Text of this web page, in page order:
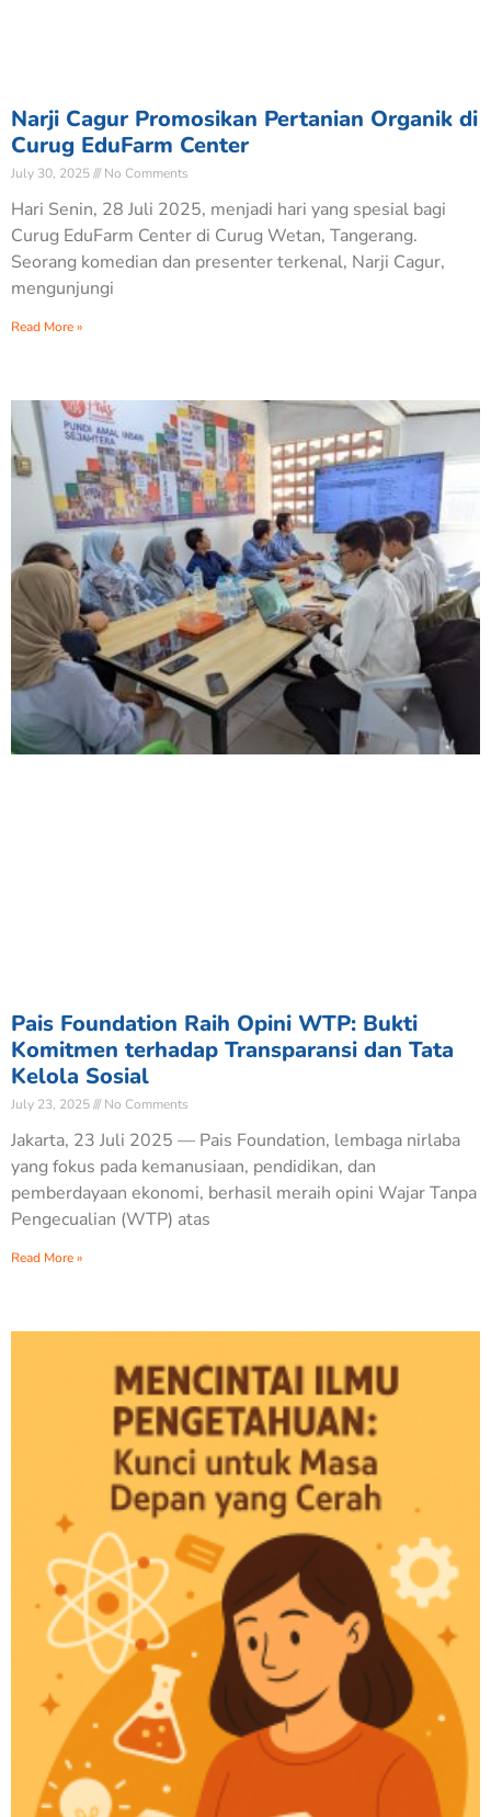
Narji Cagur Promosikan Pertanian Organik di
Curug EduFarm Center
July 30, 2025 No Comments
Hari Senin, 28 Juli 2025, menjadi hari yang spesial bagi
Curug EduFarm Center di Curug Wetan, Tangerang.
Seorang komedian dan presenter terkenal, Narji Cagur,
mengunjungi
Read More »
Pais Foundation Raih Opini WTP: Bukti
Komitmen terhadap Transparansi dan Tata
Kelola Sosial
July 23, 2025 No Comments
Jakarta, 23 Juli 2025 — Pais Foundation, lembaga nirlaba
yang fokus pada kemanusiaan, pendidikan, dan
pemberdayaan ekonomi, berhasil meraih opini Wajar Tanpa
Pengecualian (WTP) atas
Read More »